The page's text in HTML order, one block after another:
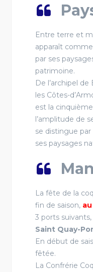
Entre terre et
apparaît
par ses
patrimoine.
De l’archipel
les Côtes-
est la
l’amplitude de
se distingue par
ses paysages
La fête de la
fin de saison,
3 ports suivants,
Saint Quay-
En début de
fêtée.
La Confrérie